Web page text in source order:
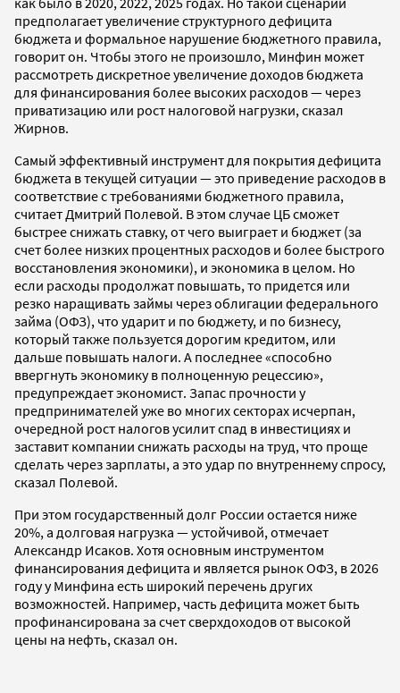
предполагает увеличение структурного дефицита
бюджета и формальное нарушение бюджетного правила,
говорит он. Чтобы этого не произошло, Минфин может
рассмотреть дискретное увеличение доходов бюджета
для финансирования более высоких расходов — через
приватизацию или рост налоговой нагрузки, сказал
Жирнов.
Самый эффективный инструмент для покрытия дефицита
бюджета в текущей ситуации — это приведение расходов в
соответствие с требованиями бюджетного правила,
считает Дмитрий Полевой. В этом случае ЦБ сможет
быстрее снижать ставку, от чего выиграет и бюджет (за
счет более низких процентных расходов и более быстрого
восстановления экономики), и экономика в целом. Но
если расходы продолжат повышать, то придется или
резко наращивать займы через облигации федерального
займа (ОФЗ), что ударит и по бюджету, и по бизнесу,
который также пользуется дорогим кредитом, или
дальше повышать налоги. А последнее «способно
ввергнуть экономику в полноценную рецессию»,
предупреждает экономист. Запас прочности у
предпринимателей уже во многих секторах исчерпан,
очередной рост налогов усилит спад в инвестициях и
заставит компании снижать расходы на труд, что проще
сделать через зарплаты, а это удар по внутреннему спросу,
сказал Полевой.
При этом государственный долг России остается ниже
20%, а долговая нагрузка — устойчивой, отмечает
Александр Исаков. Хотя основным инструментом
финансирования дефицита и является рынок ОФЗ, в 2026
году у Минфина есть широкий перечень других
возможностей. Например, часть дефицита может быть
профинансирована за счет сверхдоходов от высокой
цены на нефть, сказал он.